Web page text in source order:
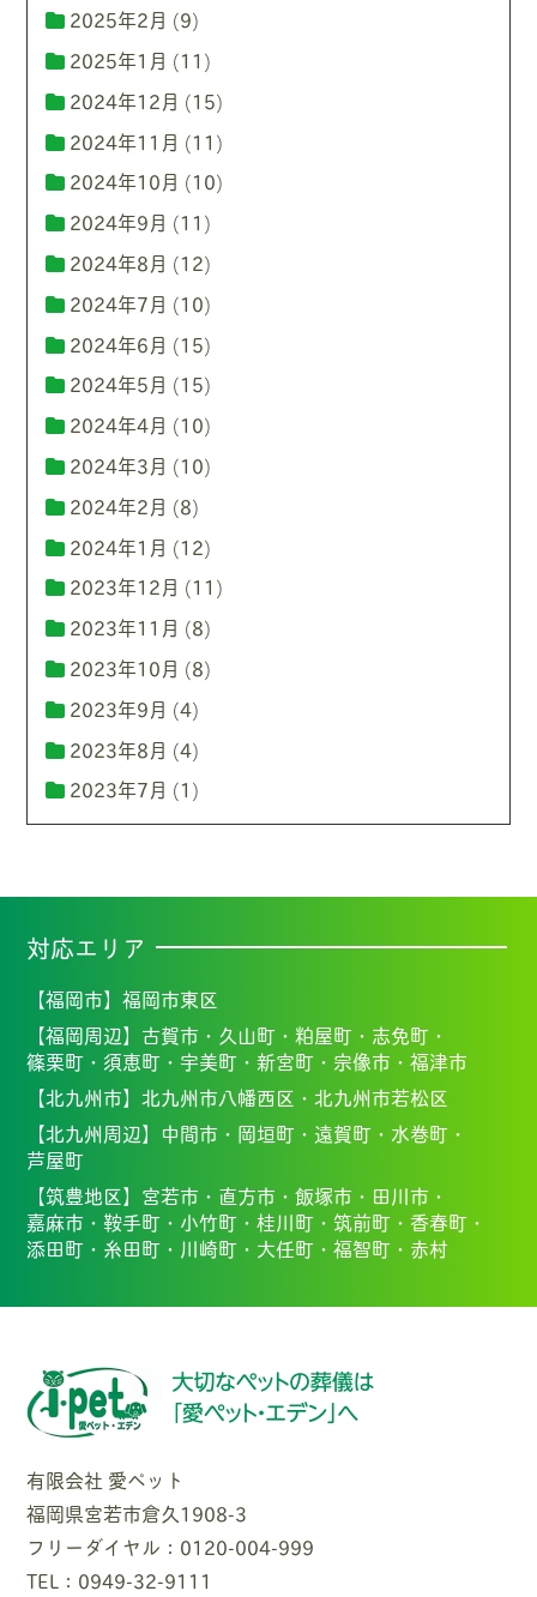
2025年2月 (9)
2025年1月 (11)
2024年12月 (15)
2024年11月 (11)
2024年10月 (10)
2024年9月 (11)
2024年8月 (12)
2024年7月 (10)
2024年6月 (15)
2024年5月 (15)
2024年4月 (10)
2024年3月 (10)
2024年2月 (8)
2024年1月 (12)
2023年12月 (11)
2023年11月 (8)
2023年10月 (8)
2023年9月 (4)
2023年8月 (4)
2023年7月 (1)
対応エリア
【福岡市】福岡市東区
【福岡周辺】 古賀市・ 久山町・粕屋町・ 志免町・
篠栗町・ 須恵町・ 宇美町・新宮町・ 宗像市・福津市
【北九州市】北九州市八幡西区・北九州市若松区
【北九州周辺】 中間市・ 岡垣町・遠賀町・ 水巻町・
芦屋町
【筑豊地区】 宮若市・ 直方市・飯塚市・ 田川市・
嘉麻市・鞍手町・ 小竹町・桂川町・ 筑前町・香春町・
添田町・ 糸田町・ 川崎町・ 大任町・福智町・ 赤村
有限会社 愛ペット
福岡県宮若市倉久1908-3
フリーダイヤル：0120-004-999
TEL：0949-32-9111